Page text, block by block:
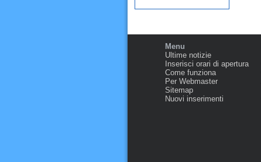
Menu
Ultime notizie
Inserisci orari di apertura
Come funziona
Per Webmaster
Sitemap
Nuovi inserimenti